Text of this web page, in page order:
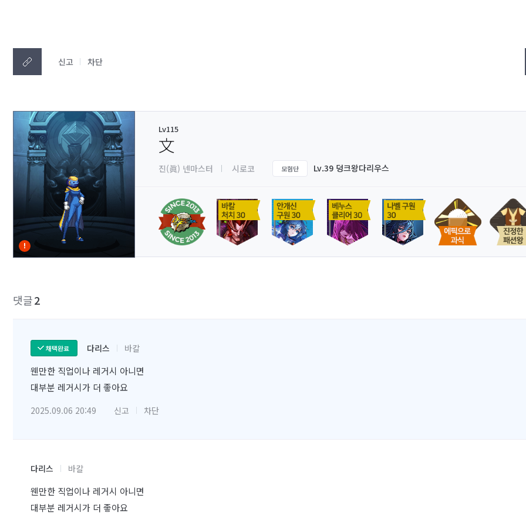
신고 차단
Lv115
文
진(眞) 넨마스터 시로코 모험단 Lv.39 덩크왕다리우스
댓글2
채택완료 다리스 바칼
웬만한 직업이나 레거시 아니면
대부분 레거시가 더 좋아요
2025.09.06 20:49 신고 차단
다리스 바칼
웬만한 직업이나 레거시 아니면
대부분 레거시가 더 좋아요